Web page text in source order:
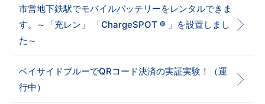
市営地下鉄駅でモバイルバッテリーをレンタルできま
す。～「充レン」 「ChargeSPOT ® 」を設置しまし
た～
ベイサイドブルーでQRコード決済の実証実験！（運
行中）